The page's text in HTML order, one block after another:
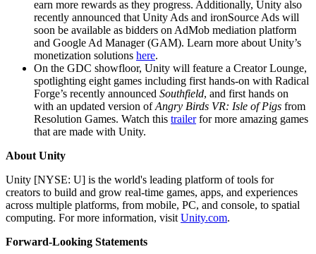
earn more rewards as they progress. Additionally, Unity also
recently announced that Unity Ads and ironSource Ads will
soon be available as bidders on AdMob mediation platform
and Google Ad Manager (GAM). Learn more about Unity’s
monetization solutions here.
On the GDC showfloor, Unity will feature a Creator Lounge,
spotlighting eight games including first hands-on with Radical
Forge’s recently announced Southfield, and first hands on
with an updated version ofAngry Birds VR: Isle of Pigs from
Resolution Games. Watch this trailerfor more amazing games
that are made with Unity.
About Unity
Unity [NYSE: U] is the world's leading platform of tools for
creators to build and grow real-time games, apps, and experiences
across multiple platforms, from mobile, PC, and console, to spatial
computing. For more information, visit Unity.com.
Forward-Looking Statements